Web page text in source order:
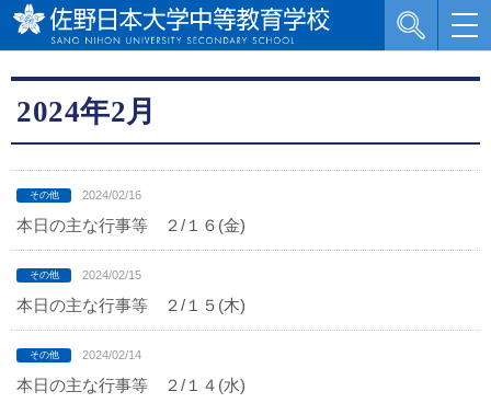
2024年2月
2024/02/16
本日の主な行事等 ２/１６(金)
2024/02/15
本日の主な行事等 ２/１５(木)
2024/02/14
本日の主な行事等 ２/１４(水)